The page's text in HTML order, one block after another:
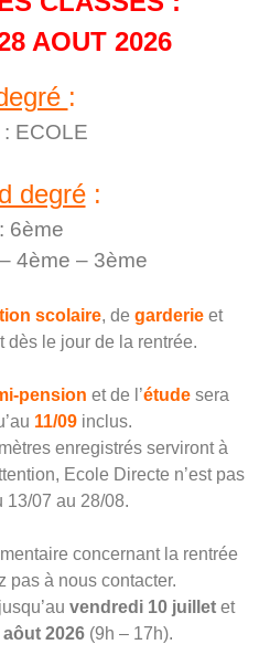
AOUT 2026
:
ECOLE
degré:
6ème
4ème – 3ème
scolaire, de garderie et
dès le jour de la rentrée.
pension et de l’étudesera
11/09 inclus.
enregistrés serviront à
Ecole Directe n’est pas
13/07 au 28/08.
concernant la rentrée
pas à nous contacter.
vendredi 10 juillet et
aôut 2026 (9h – 17h).